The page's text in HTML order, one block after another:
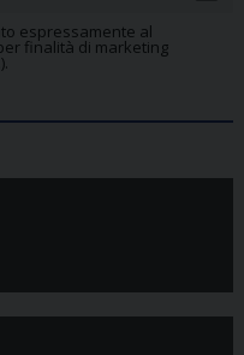
espressamente al
finalità di marketing